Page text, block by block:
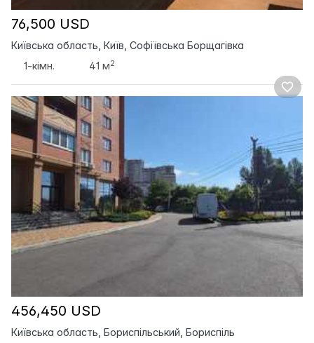
76,500 USD
Київська область, Київ, Софіївська Борщагівка
1-кімн.
41 м2
456,450 USD
Київська область, Бориспільський, Бориспіль